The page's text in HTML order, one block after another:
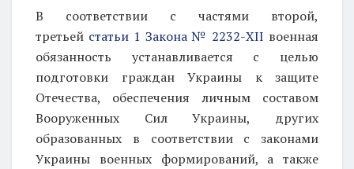
В соответствии с частями второй,
третьей статьи 1 Закона № 2232-ХІІ военная
обязанность устанавливается с целью
подготовки граждан Украины к защите
Отечества, обеспечения личным составом
Вооруженных Сил Украины, других
образованных в соответствии с законами
Украины военных формирований, а также